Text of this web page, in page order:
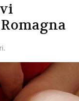
.